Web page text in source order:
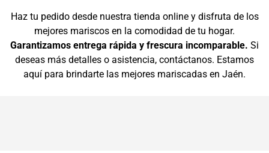
Haz tu pedido desde nuestra tienda online y disfruta de los
mejores mariscos en la comodidad de tu hogar.
Garantizamos entrega rápida y frescura incomparable. Si
deseas más detalles o asistencia, contáctanos. Estamos
aquí para brindarte las mejores mariscadas en Jaén.